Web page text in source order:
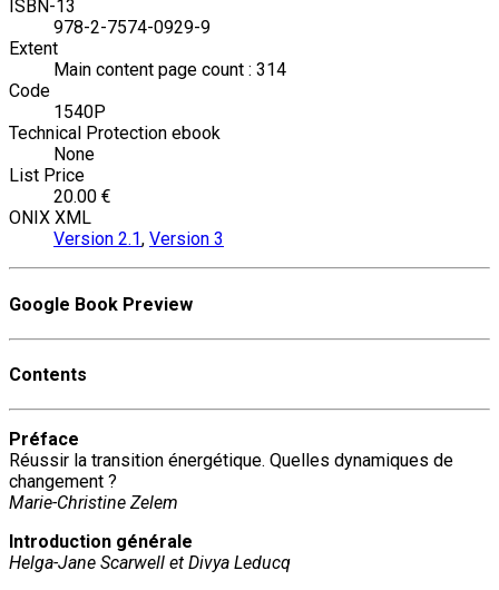
ISBN-13
978-2-7574-0929-9
Extent
Main content page count : 314
Code
1540P
Technical Protection ebook
None
List Price
20.00 €
ONIX XML
Version 2.1, Version 3
Google Book Preview
Contents
Préface
Réussir la transition énergétique. Quelles dynamiques de
changement ?
Marie-Christine Zelem
Introduction générale
Helga-Jane Scarwell et Divya Leducq